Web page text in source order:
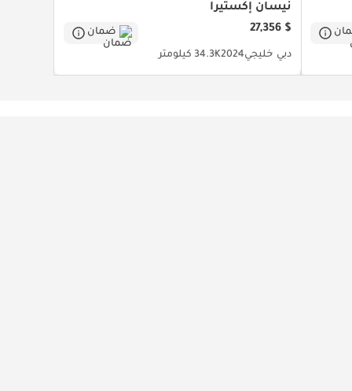
نيسان إكستيرا
$ 27,356
ضمان
دبي خليجي202434.3K كيلومتر